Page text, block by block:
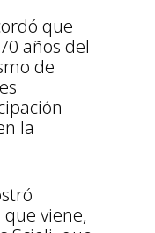
que
años del
de
la
viene,